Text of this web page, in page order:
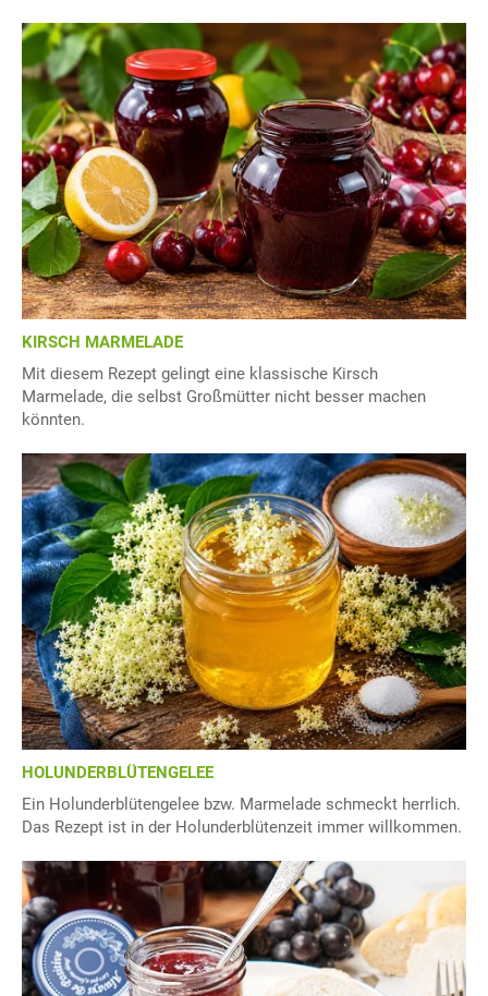
KIRSCH MARMELADE
Mit diesem Rezept gelingt eine klassische Kirsch
Marmelade, die selbst Großmütter nicht besser machen
könnten.
HOLUNDERBLÜTENGELEE
Ein Holunderblütengelee bzw. Marmelade schmeckt herrlich.
Das Rezept ist in der Holunderblütenzeit immer willkommen.